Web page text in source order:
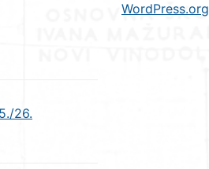
26.
WordPress.org